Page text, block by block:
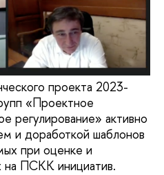
проекта 2023-
«Проектное
регулирование» активно
и доработкой шаблонов
при оценке и
на ПСКК инициатив.